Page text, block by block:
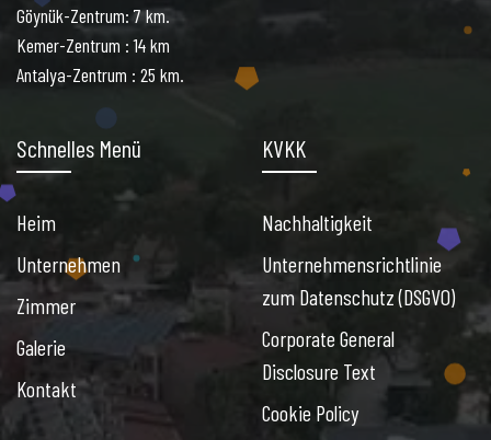
Göynük-Zentrum: 7 km.
Kemer-Zentrum : 14 km
Antalya-Zentrum : 25 km.
Schnelles Menü
Heim
Unternehmen
Zimmer
Galerie
Kontakt
KVKK
Nachhaltigkeit
Unternehmensrichtlinie
zum Datenschutz (DSGVO)
Corporate General
Disclosure Text
Cookie Policy